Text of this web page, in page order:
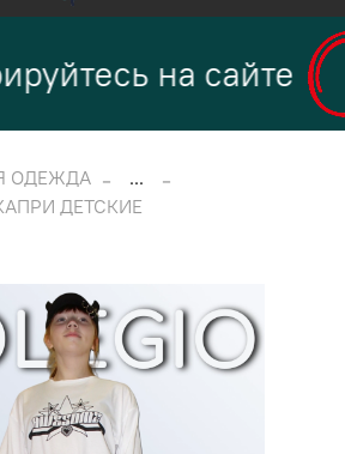
на сайте
ОДЕЖДА
...
ДЕТСКИЕ